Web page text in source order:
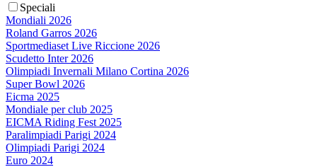
Speciali
Mondiali 2026
Roland Garros 2026
Sportmediaset Live Riccione 2026
Scudetto Inter 2026
Olimpiadi Invernali Milano Cortina 2026
Super Bowl 2026
Eicma 2025
Mondiale per club 2025
EICMA Riding Fest 2025
Paralimpiadi Parigi 2024
Olimpiadi Parigi 2024
Euro 2024